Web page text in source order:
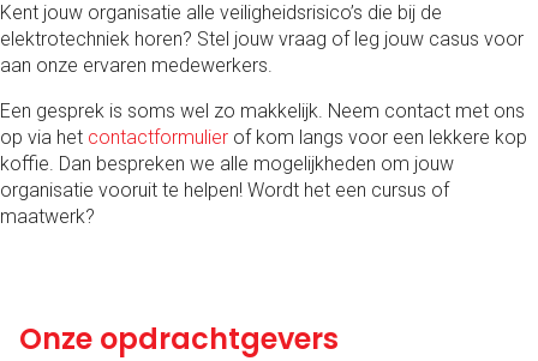
Kent jouw organisatie alle veiligheidsrisico’s die bij de
elektrotechniek horen? Stel jouw vraag of leg jouw casus voor
aan onze ervaren medewerkers.
Een gesprek is soms wel zo makkelijk. Neem contact met ons
op via het contactformulier of kom langs voor een lekkere kop
koffie. Dan bespreken we alle mogelijkheden om jouw
organisatie vooruit te helpen! Wordt het een cursus of
maatwerk?
Onze opdrachtgevers